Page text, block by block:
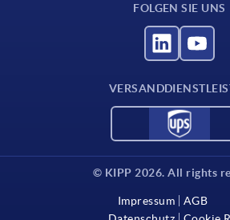
FOLGEN SIE UNS
© KIPP 2026. All rights
Impressum
AGB